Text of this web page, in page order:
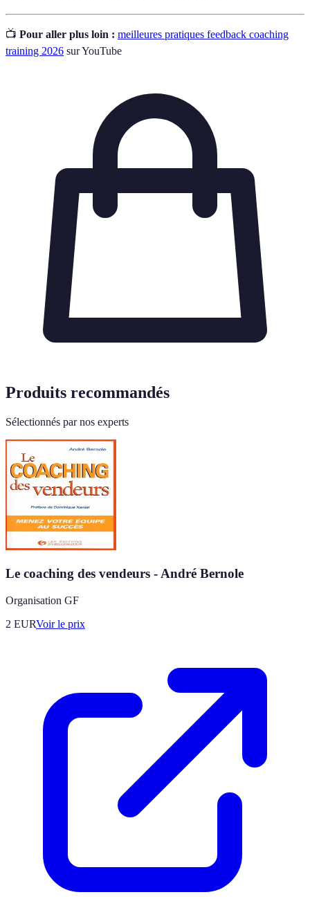
📺 Pour aller plus loin : meilleures pratiques feedback coaching
training 2026 sur YouTube
Produits recommandés
Sélectionnés par nos experts
Le coaching des vendeurs - André Bernole
Organisation GF
2 EURVoir le prix